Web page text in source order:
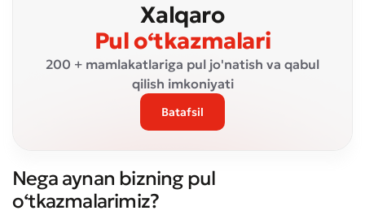
Xalqaro
Pul o‘tkazmalari
200 + mamlakatlariga pul jo'natish va qabul
qilish imkoniyati
Batafsil
Nega aynan bizning pul
o‘tkazmalarimiz?